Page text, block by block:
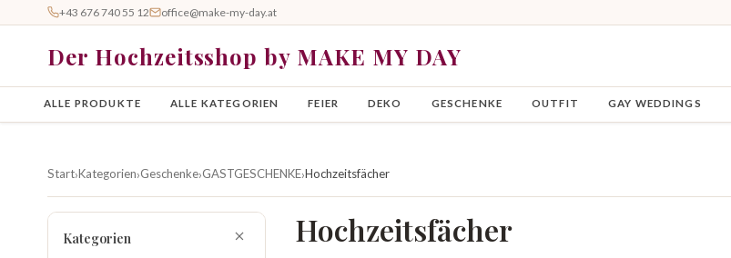
+43 676 740 55 12 office@make-my-day.at
Der Hochzeitsshop by MAKE MY DAY
ALLE PRODUKTE ALLE KATEGORIEN FEIER DEKO GESCHENKE OUTFIT GAY WEDDINGS
Start›Kategorien›Geschenke›GASTGESCHENKE›Hochzeitsfächer
Kategorien Hochzeitsfächer